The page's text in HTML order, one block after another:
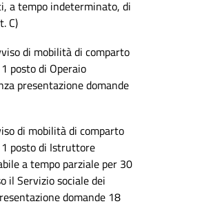
a tempo indeterminato, di
C)
di mobilità di comparto
posto di Operaio
presentazione domande
di mobilità di comparto
posto di Istruttore
a tempo parziale per 30
il Servizio sociale dei
domande 18